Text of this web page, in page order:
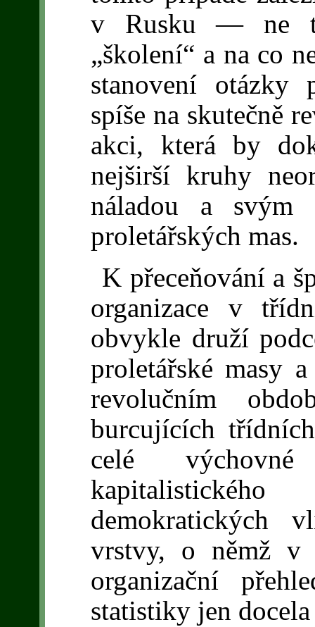
v Rusku — ne
„školení“ a na co
stanovení otázky
spíše na skutečně
akci, která by
nejširší kruhy
náladou a svým
proletářských mas.
K přeceňování a
organizace v
obvykle druží
proletářské masy
revolučním
burcujících
celé
demokratických
vrstvy, o němž v
organizační
statistiky jen